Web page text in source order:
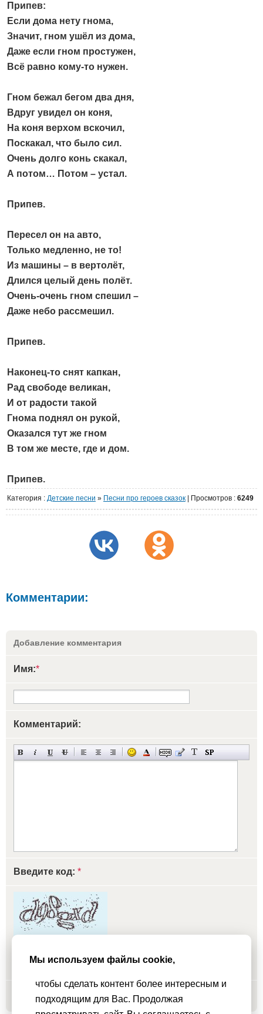
Припев:
Если дома нету гнома,
Значит, гном ушёл из дома,
Даже если гном простужен,
Всё равно кому-то нужен.
Гном бежал бегом два дня,
Вдруг увидел он коня,
На коня верхом вскочил,
Поскакал, что было сил.
Очень долго конь скакал,
А потом… Потом – устал.
Припев.
Пересел он на авто,
Только медленно, не то!
Из машины – в вертолёт,
Длился целый день полёт.
Очень-очень гном спешил –
Даже небо рассмешил.
Припев.
Наконец-то снят капкан,
Рад свободе великан,
И от радости такой
Гнома поднял он рукой,
Оказался тут же гном
В том же месте, где и дом.
Припев.
Категория : Детские песни » Песни про героев сказок Просмотров : 6249
Комментарии:
Добавление комментария
Имя:*
Комментарий:
Введите код: *
Добавить
Мы используем файлы cookie,
чтобы сделать контент более интересным и
подходящим для Вас. Продолжая